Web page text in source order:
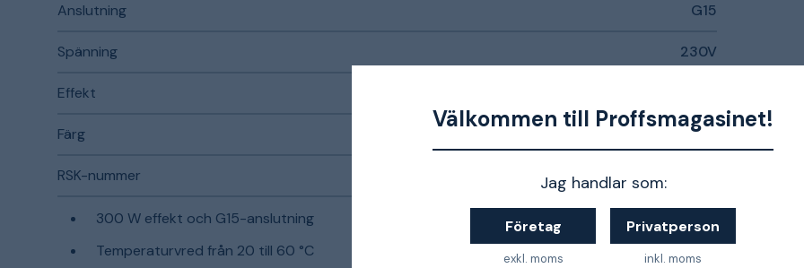
Välkommen till Proffsmagasinet!
Jag handlar som:
Företag
exkl. moms
Privatperson
inkl. moms
Anslutning G15
Spänning 230V
Effekt
Färg Krom
RSK-nummer
300 W effekt och G15-anslutning
Temperaturvred från 20 till 60 °C